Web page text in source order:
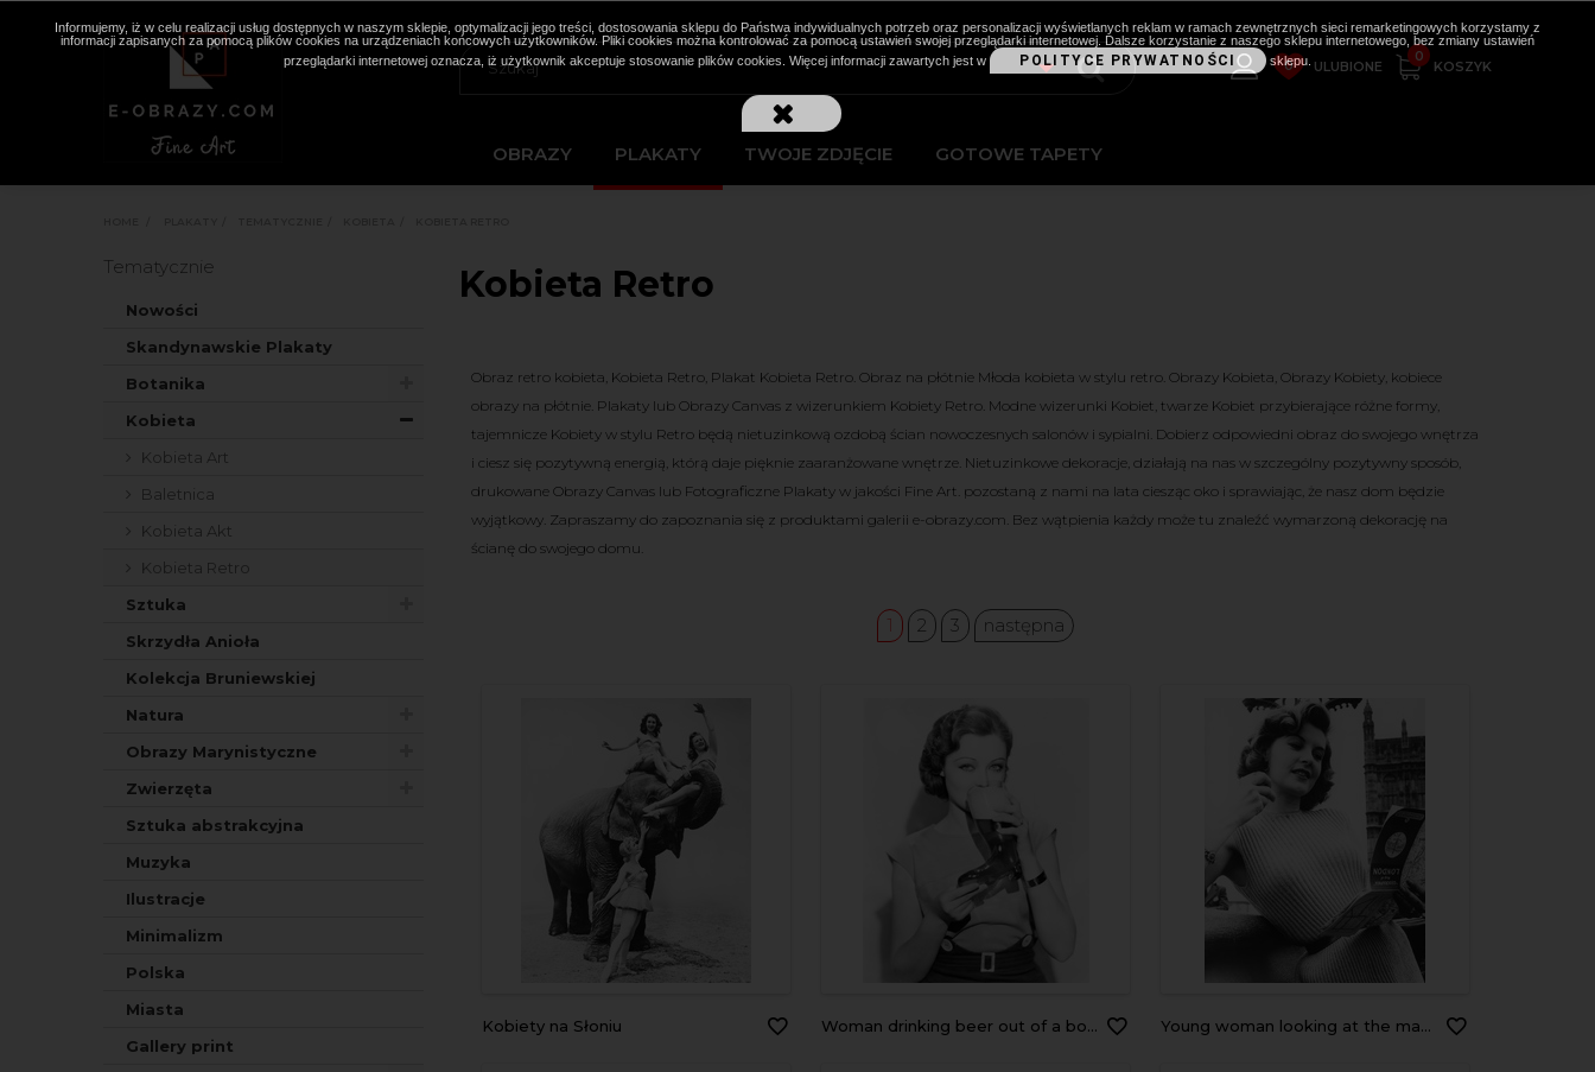
0 ULUBIONE
0
KOSZYK
OBRAZY PLAKATY TWOJE ZDJĘCIE GOTOWE TAPETY
Tematycznie
Nowości
Skandynawskie Plakaty
Botanika
Kobieta
Kobieta Art
Baletnica
Kobieta Akt
Kobieta Retro
Sztuka
Skrzydła Anioła
Kolekcja Bruniewskiej
Natura
Obrazy Marynistyczne
Zwierzęta
Sztuka abstrakcyjna
Muzyka
Ilustracje
Minimalizm
Polska
Miasta
Gallery print
Kobieta Retro
Obraz retro kobieta, Kobieta Retro, Plakat Kobieta Retro. Obraz na płótnie Młoda kobieta w stylu retro. Obrazy Kobieta, Obrazy Kobiety, kobiece
obrazy na płótnie. Plakaty lub Obrazy Canvas z wizerunkiem Kobiety Retro. Modne wizerunki Kobiet, twarze Kobiet przybierające różne formy,
tajemnicze Kobiety w stylu Retro będą nietuzinkową ozdobą ścian nowoczesnych salonów i sypialni. Dobierz odpowiedni obraz do swojego wnętrza
i ciesz się pozytywną energią, którą daje pięknie zaaranżowane wnętrze. Nietuzinkowe dekoracje, działają na nas w szczególny pozytywny sposób,
drukowane Obrazy Canvas lub Fotograficzne Plakaty w jakości Fine Art. pozostaną z nami na lata ciesząc oko i sprawiając, że nasz dom będzie
wyjątkowy. Zapraszamy do zapoznania się z produktami galerii e-obrazy.com. Bez wątpienia każdy może tu znaleźć wymarzoną dekorację na
ścianę do swojego domu.
1 2 3 następna
Kobiety na Słoniu Woman drinking beer out of a boot shaped glass Young woman looking at the map of London, England
Informujemy, iż w celu realizacji usług dostępnych w naszym sklepie, optymalizacji jego treści, dostosowania sklepu do Państwa indywidualnych potrzeb oraz personalizacji wyświetlanych reklam w ramach zewnętrznych sieci remarketingowych korzystamy z
informacji zapisanych za pomocą plików cookies na urządzeniach końcowych użytkowników. Pliki cookies można kontrolować za pomocą ustawień swojej przeglądarki internetowej. Dalsze korzystanie z naszego sklepu internetowego, bez zmiany ustawień
przeglądarki internetowej oznacza, iż użytkownik akceptuje stosowanie plików cookies. Więcej informacji zawartych jest w
POLITYCE PRYWATNOŚCI sklepu.